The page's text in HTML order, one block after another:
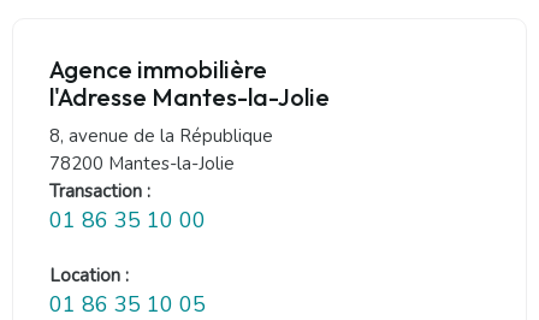
Agence immobilière
l'Adresse Mantes-la-Jolie
8, avenue de la République
78200 Mantes-la-Jolie
Transaction :
01 86 35 10 00
Location :
01 86 35 10 05